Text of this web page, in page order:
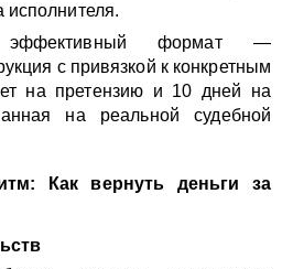
исполнителя.
эффективный формат —
с привязкой к конкретным
на претензию и 10 дней на
на реальной судебной
Как вернуть деньги за